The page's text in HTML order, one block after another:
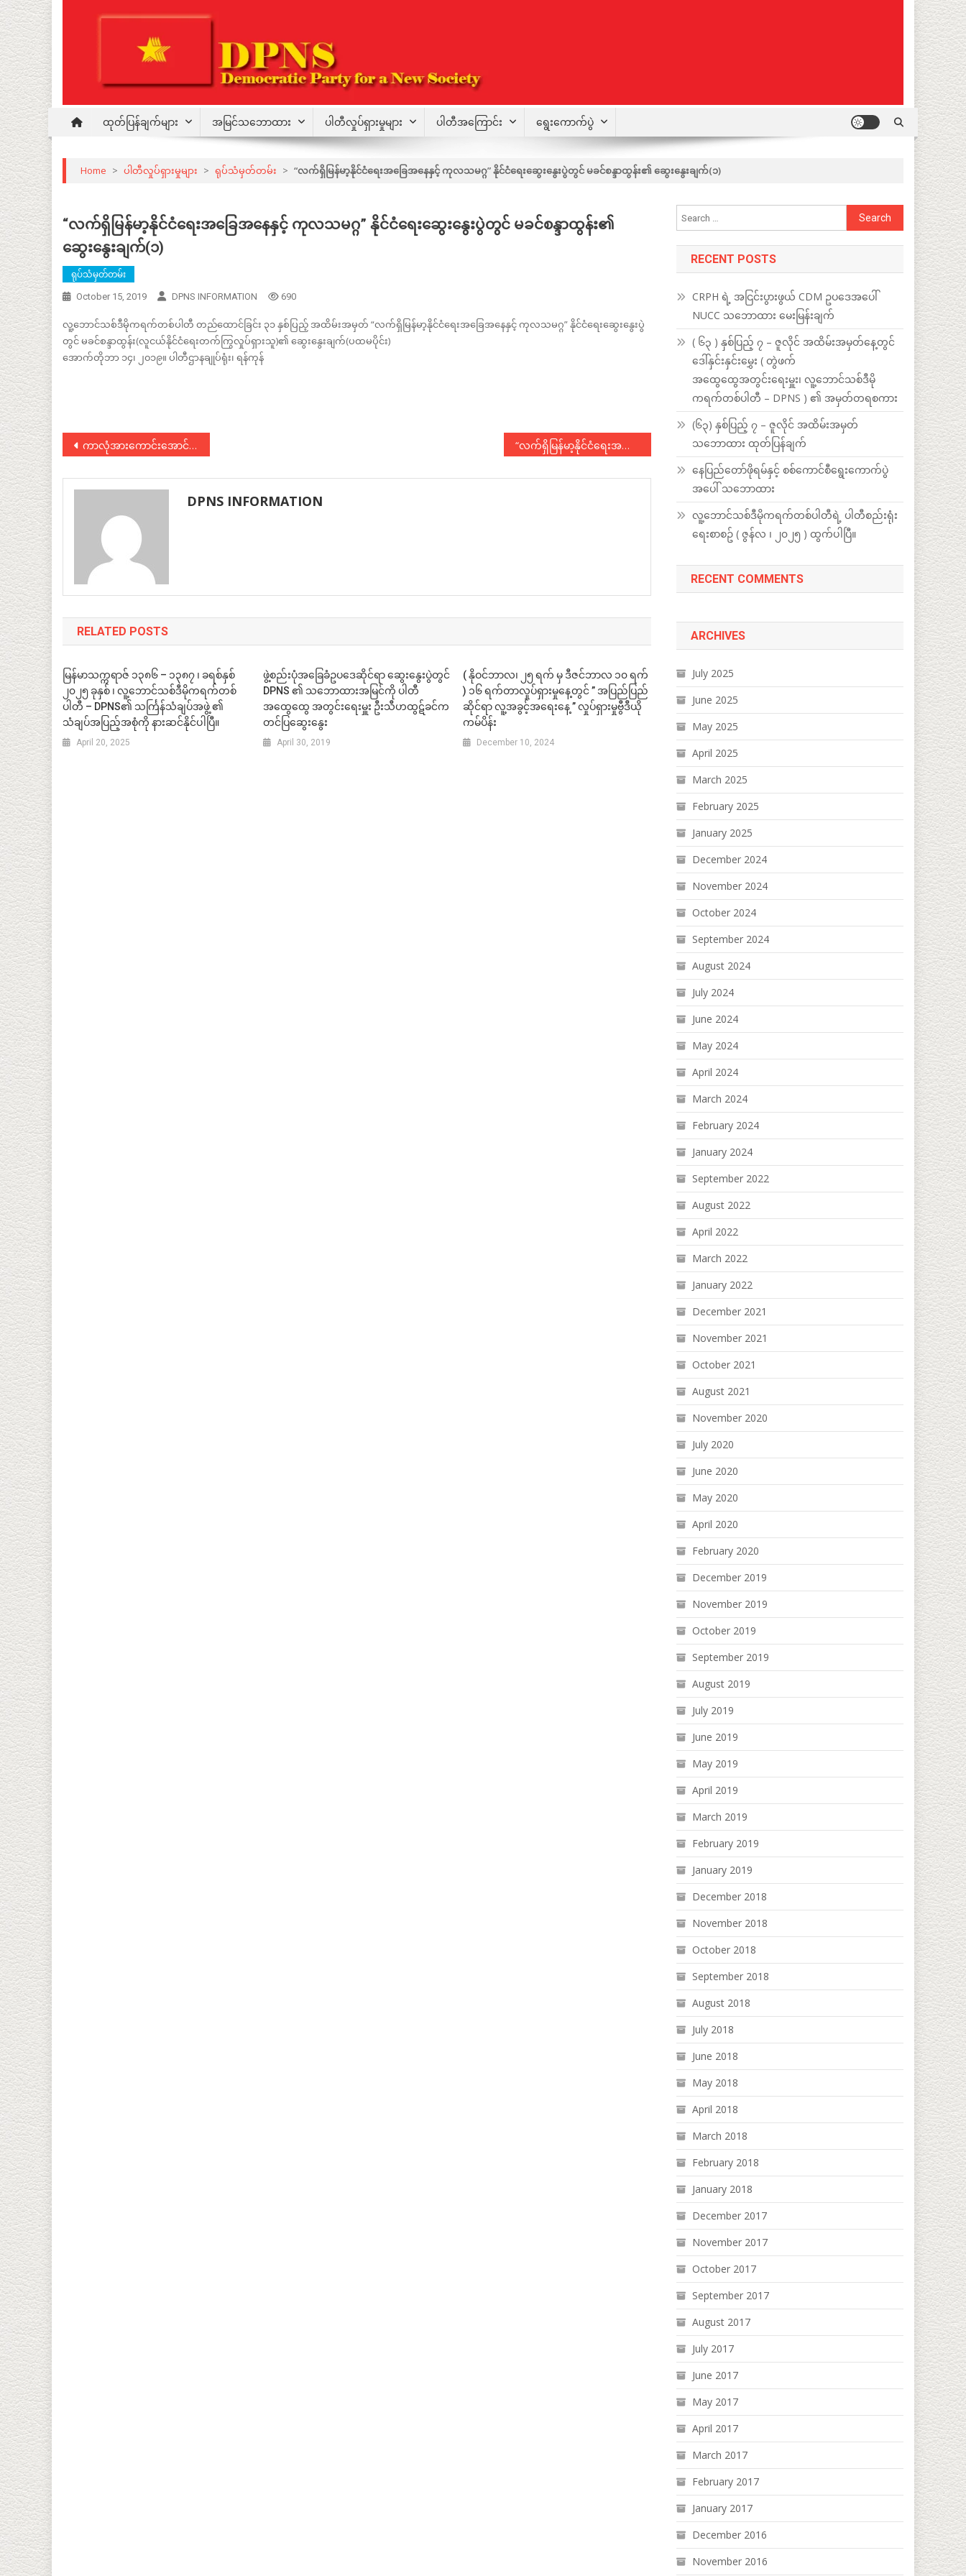
content
DPNS
Democratic Party for a New Society
ထုတ်ပြန်ချက်များ အမြင်သဘောထား ပါတီလှုပ်ရှားမှုများ ပါတီအကြောင်း ရွေးကောက်ပွဲ
Home > ပါတီလှုပ်ရှားမှုများ > ရုပ်သံမှတ်တမ်း > “လက်ရှိမြန်မာ့နိုင်ငံရေးအခြေအနေနှင့် ကုလသမဂ္ဂ” နိုင်ငံရေးဆွေးနွေးပွဲတွင် မခင်စန္ဒာထွန်း၏ ဆွေးနွေးချက်(၁)
“လက်ရှိမြန်မာ့နိုင်ငံရေးအခြေအနေနှင့် ကုလသမဂ္ဂ” နိုင်ငံရေးဆွေးနွေးပွဲတွင် မခင်စန္ဒာထွန်း၏
ဆွေးနွေးချက်(၁)
ရုပ်သံမှတ်တမ်း
October 15, 2019 DPNS INFORMATION 690
လူ့ဘောင်သစ်ဒီမိုကရက်တစ်ပါတီ တည်ထောင်ခြင်း ၃၁ နှစ်ပြည့် အထိမ်းအမှတ် “လက်ရှိမြန်မာ့နိုင်ငံရေးအခြေအနေနှင့် ကုလသမဂ္ဂ” နိုင်ငံရေးဆွေးနွေးပွဲ
တွင် မခင်စန္ဒာထွန်း(လူငယ်နိုင်ငံရေးတက်ကြွလှုပ်ရှားသူ)၏ ဆွေးနွေးချက်(ပထမပိုင်း)
အောက်တိုဘာ ၁၄၊ ၂၀၁၉။ ပါတီဌာနချုပ်ရုံး၊ ရန်ကုန်
Post
navigation
ကာလုံအားကောင်းအောင် ဖိအားပေးတာက ဒီမိုကရေစီကို အားနည်းစေဟု လူ့ဘောင်သစ်ဒီမိုကရက်တစ်ပါတီ ဥက္ကဌပြော “လက်ရှိမြန်မာ့နိုင်ငံရေးအခြေအနေနှင့် ကုလသမဂ္ဂ” နိုင်ငံရေးဆွေးနွေးပွဲတွင် မခင်စန္ဒာထွန်း၏ ဆွေးနွေးချက်(၂)
DPNS INFORMATION
RELATED POSTS
မြန်မာသက္ကရာဇ် ၁၃၈၆ – ၁၃၈၇ ၊ ခရစ်နှစ်
၂၀၂၅ ခုနှစ် ၊ လူ့ဘောင်သစ်ဒီမိုကရက်တစ်
ပါတီ – DPNS၏ သင်္ကြန်သံချပ်အဖွဲ့ ၏
သံချပ်အပြည့်အစုံကို နားဆင်နိုင်ပါပြီ။
April 20, 2025
ဖွဲ့စည်းပုံအခြေခံဥပဒေဆိုင်ရာ ဆွေးနွေးပွဲတွင်
DPNS ၏ သဘောထားအမြင်ကို ပါတီ
အထွေထွေ အတွင်းရေးမှူး ဦးသီဟထွဋ်ခင်က
တင်ပြဆွေးနွေး
April 30, 2019
( နိုဝင်ဘာလ၊ ၂၅ ရက် မှ ဒီဇင်ဘာလ ၁၀ ရက်
) ၁၆ ရက်တာလှုပ်ရှားမှုနေ့တွင် ” အပြည်ပြည်
ဆိုင်ရာ လူ့အခွင့်အရေးနေ့ ” လှုပ်ရှားမှုဗွီဒီယို
ကမ်ပိန်း
December 10, 2024
Search
for:
RECENT POSTS
CRPH ရဲ့ အငြင်းပွားဖွယ် CDM ဥပဒေအပေါ်
NUCC သဘောထား မေးမြန်းချက်
( ၆၃ ) နှစ်ပြည့် ၇ – ဇူလိုင် အထိမ်းအမှတ်နေ့တွင်
ဒေါ်နှင်းနှင်းမွှေး ( တွဲဖက်
အထွေထွေအတွင်းရေးမှူး၊ လူ့ဘောင်သစ်ဒီမို
ကရက်တစ်ပါတီ – DPNS ) ၏ အမှတ်တရစကား
(၆၃) နှစ်ပြည့် ၇ – ဇူလိုင် အထိမ်းအမှတ်
သဘောထား ထုတ်ပြန်ချက်
နေပြည်တော်ဖိုရမ်နှင့် စစ်ကောင်စီရွေးကောက်ပွဲ
အပေါ် သဘောထား
လူ့ဘောင်သစ်ဒီမိုကရက်တစ်ပါတီရဲ့ ပါတီစည်းရုံး
ရေးစာစဥ် ( ဇွန်လ ၊ ၂၀၂၅ ) ထွက်ပါပြီ။
RECENT COMMENTS
ARCHIVES
July 2025
June 2025
May 2025
April 2025
March 2025
February 2025
January 2025
December 2024
November 2024
October 2024
September 2024
August 2024
July 2024
June 2024
May 2024
April 2024
March 2024
February 2024
January 2024
September 2022
August 2022
April 2022
March 2022
January 2022
December 2021
November 2021
October 2021
August 2021
November 2020
July 2020
June 2020
May 2020
April 2020
February 2020
December 2019
November 2019
October 2019
September 2019
August 2019
July 2019
June 2019
May 2019
April 2019
March 2019
February 2019
January 2019
December 2018
November 2018
October 2018
September 2018
August 2018
July 2018
June 2018
May 2018
April 2018
March 2018
February 2018
January 2018
December 2017
November 2017
October 2017
September 2017
August 2017
July 2017
June 2017
May 2017
April 2017
March 2017
February 2017
January 2017
December 2016
November 2016